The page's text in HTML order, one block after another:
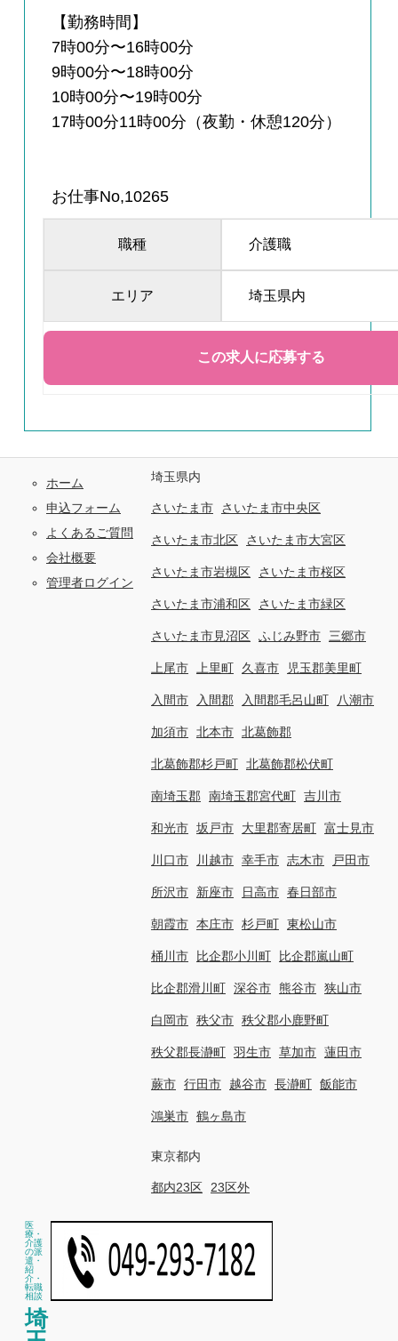
【勤務時間】
7時00分〜16時00分
9時00分〜18時00分
10時00分〜19時00分
17時00分11時00分（夜勤・休憩120分）
お仕事No,10265
職種 介護職
エリア 埼玉県内
ホーム
申込フォーム
よくあるご質問
会社概要
管理者ログイン
埼玉県内
さいたま市 さいたま市中央区
さいたま市北区 さいたま市大宮区
さいたま市岩槻区 さいたま市桜区
さいたま市浦和区 さいたま市緑区
さいたま市見沼区 ふじみ野市 三郷市
上尾市 上里町 久喜市 児玉郡美里町
入間市 入間郡 入間郡毛呂山町 八潮市
加須市 北本市 北葛飾郡
北葛飾郡杉戸町 北葛飾郡松伏町
南埼玉郡 南埼玉郡宮代町 吉川市
和光市 坂戸市 大里郡寄居町 富士見市
川口市 川越市 幸手市 志木市 戸田市
所沢市 新座市 日高市 春日部市
朝霞市 本庄市 杉戸町 東松山市
桶川市 比企郡小川町 比企郡嵐山町
比企郡滑川町 深谷市 熊谷市 狭山市
白岡市 秩父市 秩父郡小鹿野町
秩父郡長瀞町 羽生市 草加市 蓮田市
蕨市 行田市 越谷市 長瀞町 飯能市
鴻巣市 鶴ヶ島市
東京都内
都内23区 23区外
医
療・
介護
の派
遣・
紹
介・
転職
相談
埼